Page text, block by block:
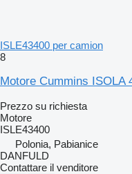
ISLE43400 per camion
8
Motore Cummins ISOLA
Prezzo su richiesta
Motore
ISLE43400
Polonia, Pabianice
DANFULD
Contattare il venditore